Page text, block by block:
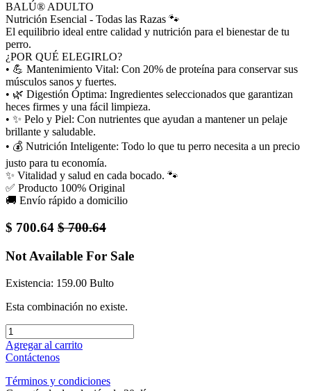
BALÚ® ADULTO
Nutrición Esencial - Todas las Razas 🐾
El equilibrio ideal entre calidad y nutrición para el bienestar de tu
perro.
¿POR QUÉ ELEGIRLO?
• 💪 Mantenimiento Vital: Con 20% de proteína para conservar sus
músculos sanos y fuertes.
• 🌿 Digestión Óptima: Ingredientes seleccionados que garantizan
heces firmes y una fácil limpieza.
• ✨ Pelo y Piel: Con nutrientes que ayudan a mantener un pelaje
brillante y saludable.
• 💰 Nutrición Inteligente: Todo lo que tu perro necesita a un precio
justo para tu economía.
✨ Vitalidad y salud en cada bocado. 🐾
✅ Producto 100% Original
🚚 Envío rápido a domicilio
$ 700.64 $700.64
Not Available For Sale
Existencia: 159.00 Bulto
Esta combinación no existe.
Agregar al carrito
Contáctenos
Términos y condiciones